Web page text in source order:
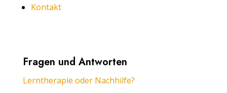
Kontakt
Fragen und Antworten
Lerntherapie oder Nachhilfe?